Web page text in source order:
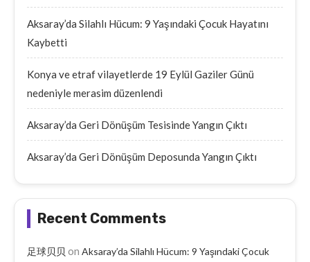
Aksaray’da Silahlı Hücum: 9 Yaşındaki Çocuk Hayatını
Kaybetti
Konya ve etraf vilayetlerde 19 Eylül Gaziler Günü
nedeniyle merasim düzenlendi
Aksaray’da Geri Dönüşüm Tesisinde Yangın Çıktı
Aksaray’da Geri Dönüşüm Deposunda Yangın Çıktı
Recent Comments
足球贝贝 on Aksaray’da Silahlı Hücum: 9 Yaşındaki Çocuk